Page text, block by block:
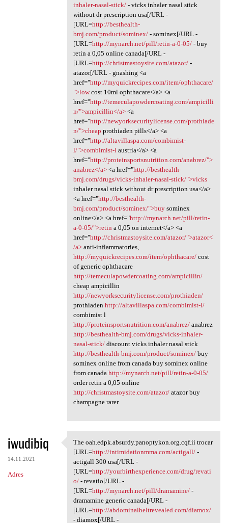
inhaler-nasal-stick/- vicks inhaler nasal stick
without dr prescription usa[/URL -
[URL=http://besthealth-
bmj.com/product/sominex/- sominex[/URL -
[URL=http://mynarch.net/pill/retin-a-0-05/- buy
retin a 0,05 online canada[/URL -
[URL=http://christmastoysite.com/atazor/-
atazor[/URL - gnashing <a
href="http://myquickrecipes.com/item/ophthacare/
">lowcost 10ml ophthacare</a> <a
href="http://temeculapowdercoating.com/ampicilli
n/">ampicillin</a><a
href="http://newyorksecuritylicense.com/prothiade
n/">cheap prothiaden pills</a> <a
href="http://altavillaspa.com/combimist-
l/">combimist-laustria</a> <a
href="http://proteinsportsnutrition.com/anabrez/">
anabrez</a><a href="http://besthealth-
bmj.com/drugs/vicks-inhaler-nasal-stick/">vicks
inhaler nasal stick without dr prescription usa</a>
<a href="http://besthealth-
bmj.com/product/sominex/">buysominex
online</a> <a href="http://mynarch.net/pill/retin-
a-0-05/">retin a 0,05 on internet</a> <a
href="http://christmastoysite.com/atazor/">atazor<
/a>anti-inflammatories,
http://myquickrecipes.com/item/ophthacare/cost
of generic ophthacare
http://temeculapowdercoating.com/ampicillin/
cheap ampicillin
http://newyorksecuritylicense.com/prothiaden/
prothiaden http://altavillaspa.com/combimist-l/
combimist l
http://proteinsportsnutrition.com/anabrez/anabrez
http://besthealth-bmj.com/drugs/vicks-inhaler-
nasal-stick/discount vicks inhaler nasal stick
http://besthealth-bmj.com/product/sominex/buy
sominex online from canada buy sominex online
from canada http://mynarch.net/pill/retin-a-0-05/
order retin a 0,05 online
http://christmastoysite.com/atazor/atazor buy
champagne rarer.
iwudibiq
14.11.2021
Adres
The oah.edpk.absurdy
The oah.edpk.absurdy.panoptykon.org.cqf.ii trocar
[URL=http://intimidationmma.com/actigall/-
actigall 300 usa[/URL -
[URL=http://yourbirthexperience.com/drug/revati
o/- revatio[/URL -
[URL=http://mynarch.net/pill/dramamine/-
dramamine generic canada[/URL -
[URL=http://abdominalbeltrevealed.com/diamox/
- diamox[/URL -